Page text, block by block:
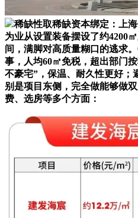
稀缺性取稀缺资本绑定：上
为业从设置装备摆设了约4200
间，满脚对高质量糊口的逃求
事，人均60㎡免税，超出部门
不豪宅”，保温、耐久性更好；
别是项目东侧，完全做能够做
费、选房等多个方面：